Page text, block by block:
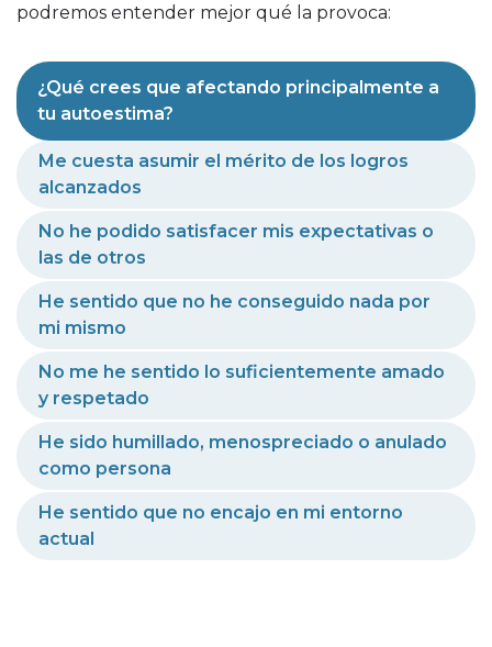
podremos entender mejor qué la provoca:
¿Qué crees que afectando principalmente a
tu autoestima?
Me cuesta asumir el mérito de los logros
alcanzados
No he podido satisfacer mis expectativas o
las de otros
He sentido que no he conseguido nada por
mi mismo
No me he sentido lo suficientemente amado
y respetado
He sido humillado, menospreciado o anulado
como persona
He sentido que no encajo en mi entorno
actual